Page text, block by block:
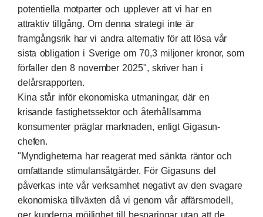
potentiella motparter och upplever att vi har en
attraktiv tillgång. Om denna strategi inte är
framgångsrik har vi andra alternativ för att lösa vår
sista obligation i Sverige om 70,3 miljoner kronor, som
förfaller den 8 november 2025", skriver han i
delårsrapporten.
Kina står inför ekonomiska utmaningar, där en
krisande fastighetssektor och återhållsamma
konsumenter präglar marknaden, enligt Gigasun-
chefen.
"Myndigheterna har reagerat med sänkta räntor och
omfattande stimulansåtgärder. För Gigasuns del
påverkas inte vår verksamhet negativt av den svagare
ekonomiska tillväxten då vi genom vår affärsmodell,
ger kunderna möjlighet till besparingar utan att de